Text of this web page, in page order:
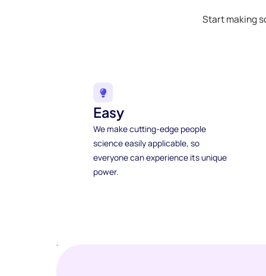
Start making
Easy
We make cutting-edge people
science easily applicable, so
everyone can experience its unique
power.